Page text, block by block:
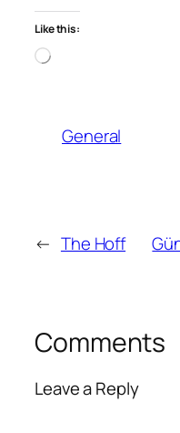
Like this:
Loading…
General
← The Hoff
Comments
Leave a Reply